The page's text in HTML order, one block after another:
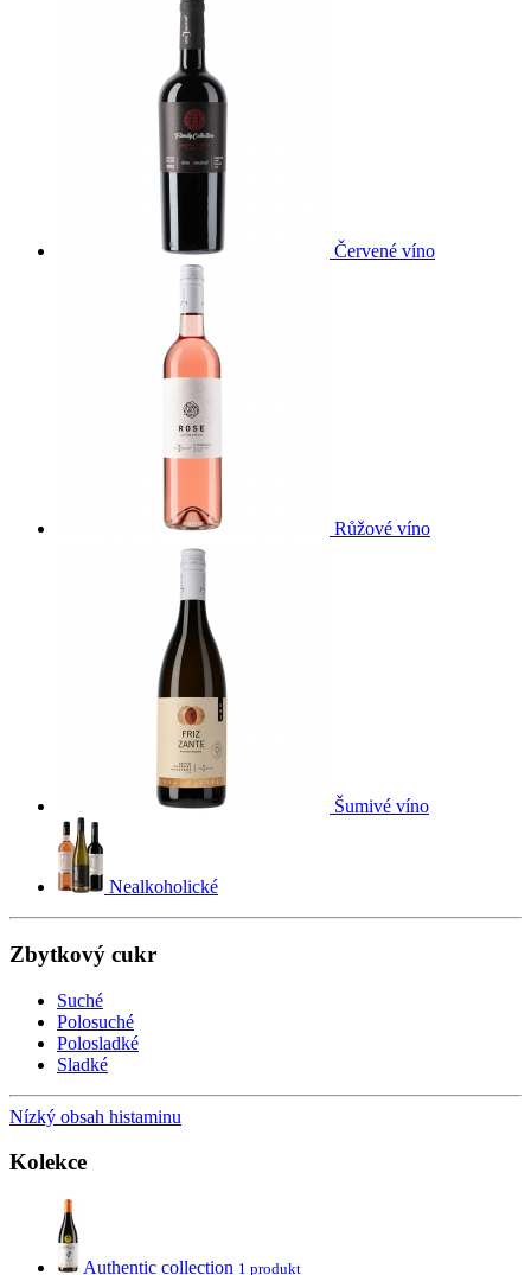
Červené víno
Růžové víno
Šumivé víno
Nealkoholické
Zbytkový cukr
Suché
Polosuché
Polosladké
Sladké
Nízký obsah histaminu
Kolekce
Authentic collection 1 produkt